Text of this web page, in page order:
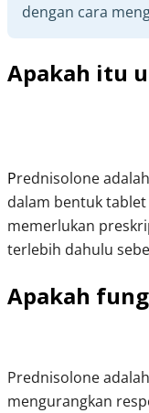
dengan cara
Apakah itu
Prednisolone
dalam bentuk
memerlukan
terlebih dahulu
Apakah
Prednisolone
mengurangkan